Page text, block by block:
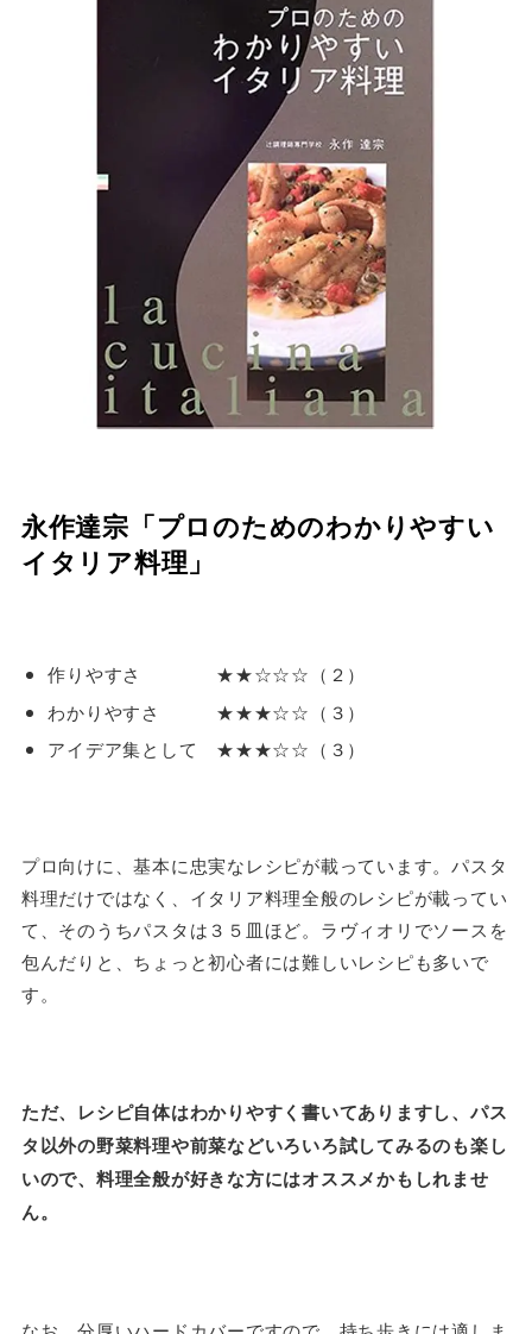
永作達宗「プロのためのわかりやすい
イタリア料理」
作りやすさ ★★☆☆☆（２）
わかりやすさ ★★★☆☆（３）
アイデア集として ★★★☆☆（３）
プロ向けに、基本に忠実なレシピが載っています。パスタ
料理だけではなく、イタリア料理全般のレシピが載ってい
て、そのうちパスタは３５皿ほど。ラヴィオリでソースを
包んだりと、ちょっと初心者には難しいレシピも多いで
す。
ただ、レシピ自体はわかりやすく書いてありますし、パス
タ以外の野菜料理や前菜などいろいろ試してみるのも楽し
いので、料理全般が好きな方にはオススメかもしれませ
ん。